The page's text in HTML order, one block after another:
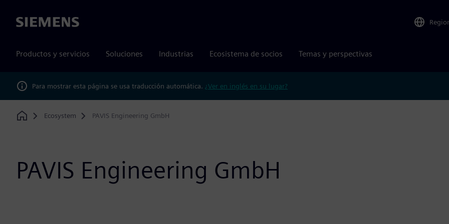
Siemens
Productos y servicios Soluciones Industrias Ecosistema de socios Temas y perspectivas
Para mostrar esta página se usa traducción automática. ¿Ver en inglés en su lugar?
Home
Ecosystem PAVIS Engineering GmbH
PAVIS Engineering GmbH